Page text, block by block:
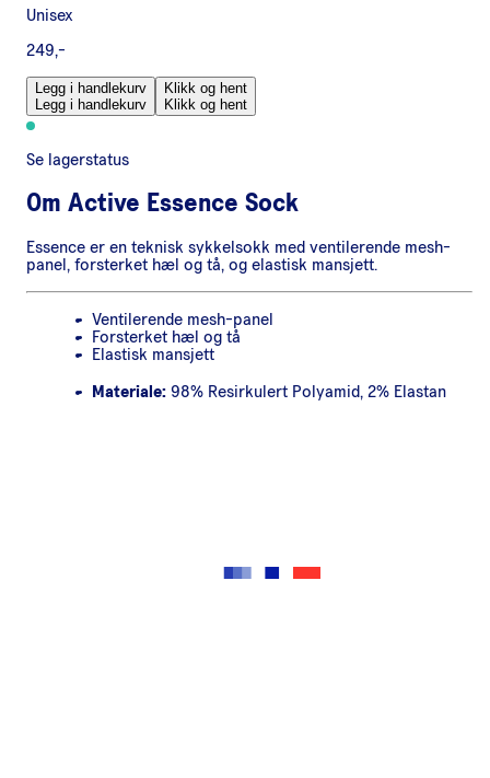
Unisex
249,-
Legg i handlekurv
Legg i handlekurv
Klikk og hent
Klikk og hent
Se lagerstatus
Om Active Essence Sock
Essence er en teknisk sykkelsokk med ventilerende mesh-
panel, forsterket hæl og tå, og elastisk mansjett.
Ventilerende mesh-panel
Forsterket hæl og tå
Elastisk mansjett
Materiale: 98% Resirkulert Polyamid, 2% Elastan